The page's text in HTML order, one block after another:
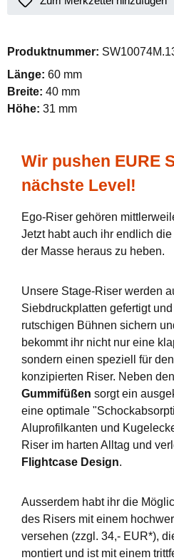
Produktnummer:
Länge: 60 mm
Breite: 40 mm
Höhe: 31 mm
Wir pushen EURE
nächste Level!
Ego-Riser gehören
Jetzt habt auch ihr endlich
der Masse heraus zu heben.
Unsere Stage-Riser werden
Siebdruckplatten gefertigt
rutschigen Bühnen sichern
bekommt ihr nicht nur eine
sondern einen speziell für
konzipierten Riser. Neben den
Gummifüßen sorgt ein
eine optimale
Aluprofilkanten und
Riser im harten Alltag und
Flightcase Design.
Ausserdem habt ihr die
des Risers mit einem
versehen (zzgl. 34,- EUR*),
montiert und ist mit einem